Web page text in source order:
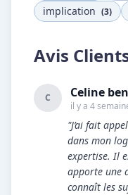
implication (3)
Avis
C Celine
il y a 4
"J’ai fait
dans mon
expertise. Il
apporte une
connaît les